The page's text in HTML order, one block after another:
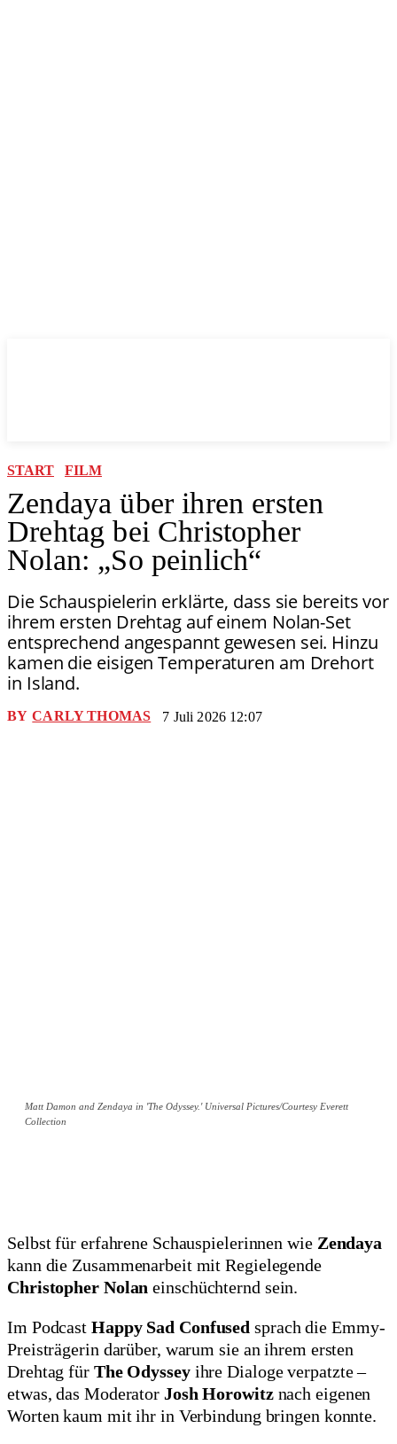
START FILM
Zendaya über ihren ersten
Drehtag bei Christopher
Nolan: „So peinlich“
Die Schauspielerin erklärte, dass sie bereits vor
ihrem ersten Drehtag auf einem Nolan-Set
entsprechend angespannt gewesen sei. Hinzu
kamen die eisigen Temperaturen am Drehort
in Island.
BY CARLY THOMAS 7 Juli 2026 12:07
Matt Damon and Zendaya in 'The Odyssey.' Universal Pictures/Courtesy Everett
Collection
Selbst für erfahrene Schauspielerinnen wie Zendaya
kann die Zusammenarbeit mit Regielegende
Christopher Nolan einschüchternd sein.
Im Podcast Happy Sad Confused sprach die Emmy-
Preisträgerin darüber, warum sie an ihrem ersten
Drehtag für The Odysseyihre Dialoge verpatzte –
etwas, das Moderator Josh Horowitznach eigenen
Worten kaum mit ihr in Verbindung bringen konnte.